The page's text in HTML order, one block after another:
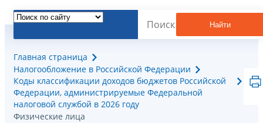
Найти
Главная страница
Налогообложение в Российской Федерации
Коды классификации доходов бюджетов Российской
Федерации, администрируемые Федеральной
налоговой службой в 2026 году
Физические лица